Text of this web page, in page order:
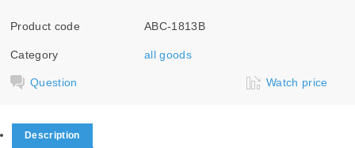
Product code ABC-1813B
Category all goods
Question Watch price
Description